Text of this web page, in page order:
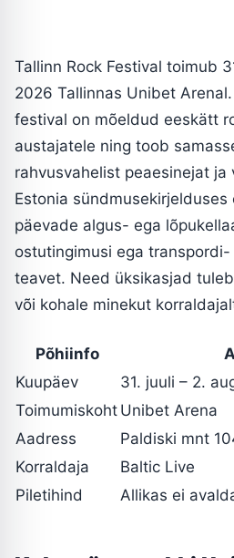
Tallinn Rock Festival toimub
2026 Tallinnas Unibet
festival on mõeldud eeskätt
austajatele ning toob
rahvusvahelist peaesinejat ja
Estonia sündmusekirjelduses
päevade algus- ega
ostutingimusi ega
teavet. Need üksikasjad
või kohale minekut
Põhiinfo
Kuupäev
31. juuli – 2.
Toimumiskoht Unibet Arena
Aadress
Paldiski mnt
Korraldaja
Baltic Live
Piletihind
Allikas ei